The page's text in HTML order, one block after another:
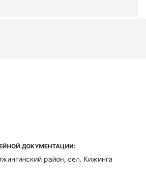
ДОКУМЕНТАЦИИ:
район, сел. Кижинга